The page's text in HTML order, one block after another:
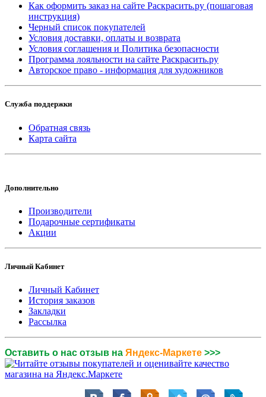
Как оформить заказ на сайте Раскрасить.ру (пошаговая
инструкция)
Черный список покупателей
Условия доставки, оплаты и возврата
Условия соглашения и Политика безопасности
Программа лояльности на сайте Раскрасить.ру
Авторское право - информация для художников
Служба поддержки
Обратная связь
Карта сайта
Дополнительно
Производители
Подарочные сертификаты
Акции
Личный Кабинет
Личный Кабинет
История заказов
Закладки
Рассылка
Оставить о нас отзыв на Яндекс-Маркете >>>